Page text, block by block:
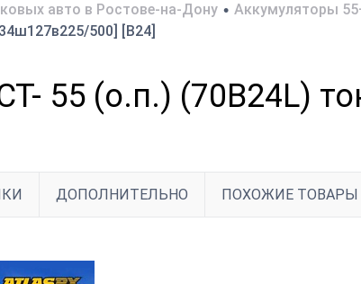
авто в Ростове-на-Дону • Аккумуляторы
500] [B24]
55 (о.п.) (70B24L)
ДОПОЛНИТЕЛЬНО ПОХОЖИЕ ТОВАРЫ